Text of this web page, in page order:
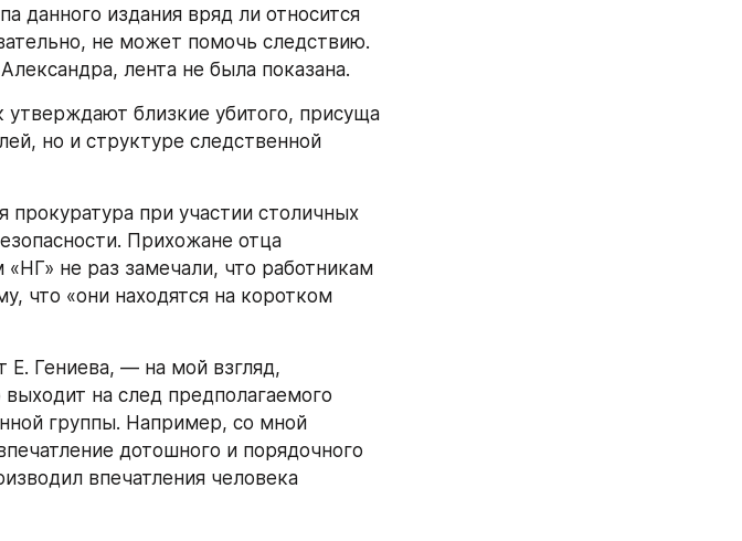
данного издания вряд ли относится
не может помочь следствию.
лента не была показана.
утверждают близкие убитого, присуща
но и структуре следственной
прокуратура при участии столичных
Прихожане отца
не раз замечали, что работникам
что «они находятся на коротком
Е. Гениева, — на мой взгляд,
на след предполагаемого
группы. Например, со мной
дотошного и порядочного
впечатления человека